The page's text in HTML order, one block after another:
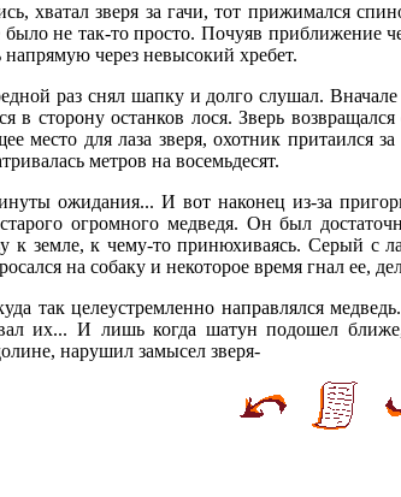
хватал зверя за гачи, тот прижимался
не так-то просто. Почуяв приближение
напрямую через невысокий хребет.
раз снял шапку и долго слушал.
в сторону останков лося. Зверь
место для лаза зверя, охотник притаился
метров на восемьдесят.
ожидания... И вот наконец из-за
огромного медведя. Он был
к земле, к чему-то принюхиваясь. Серый с
на собаку и некоторое время гнал ее,
так целеустремленно направлялся
их... И лишь когда шатун подошел
нарушил замысел зверя-